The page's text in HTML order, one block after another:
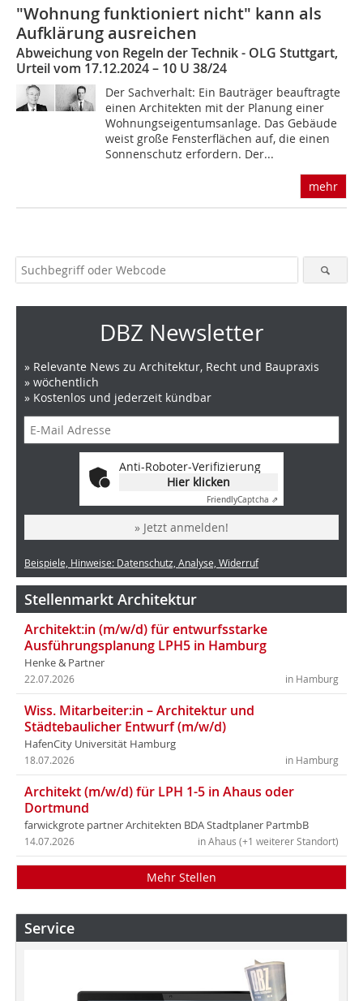
"Wohnung funktioniert nicht" kann als
Aufklärung ausreichen
Abweichung von Regeln der Technik - OLG Stuttgart,
Urteil vom 17.12.2024 – 10 U 38/24
Der Sachverhalt: Ein Bauträger beauftragte
einen Architekten mit der Planung einer
Wohnungseigentumsanlage. Das Gebäude
weist große Fensterflächen auf, die einen
Sonnenschutz erfordern. Der...
mehr
DBZ Newsletter
» Relevante News zu Architektur, Recht und Baupraxis
» wöchentlich
» Kostenlos und jederzeit kündbar
Anti-Roboter-Verifizierung
Hier klicken
FriendlyCaptcha ⇗
» Jetzt anmelden!
Beispiele, Hinweise: Datenschutz, Analyse, Widerruf
Stellenmarkt Architektur
Architekt:in (m/w/d) für entwurfsstarke
Ausführungsplanung LPH5 in Hamburg
Henke & Partner
in Hamburg
22.07.2026
Wiss. Mitarbeiter:in – Architektur und
Städtebaulicher Entwurf (m/w/d)
HafenCity Universität Hamburg
in Hamburg
18.07.2026
Architekt (m/w/d) für LPH 1-5 in Ahaus oder
Dortmund
farwickgrote partner Architekten BDA Stadtplaner PartmbB
in Ahaus (+1 weiterer Standort)
14.07.2026
Mehr Stellen
Service